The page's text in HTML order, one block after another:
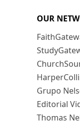
OUR
Grupo
Editorial
Thomas